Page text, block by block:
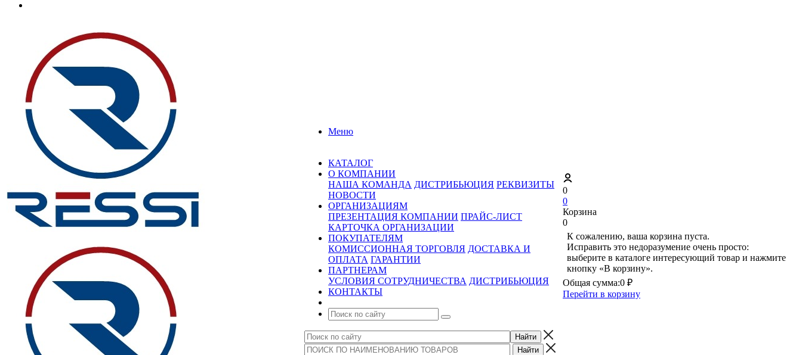
Меню
КАТАЛОГ
О КОМПАНИИ
НАША КОМАНДА ДИСТРИБЬЮЦИЯ РЕКВИЗИТЫ
НОВОСТИ
ОРГАНИЗАЦИЯМ
ПРЕЗЕНТАЦИЯ КОМПАНИИ ПРАЙС-ЛИСТ
КАРТОЧКА ОРГАНИЗАЦИИ
ПОКУПАТЕЛЯМ
КОМИССИОННАЯ ТОРГОВЛЯ ДОСТАВКА И
ОПЛАТА ГАРАНТИИ
ПАРТНЕРАМ
УСЛОВИЯ СОТРУДНИЧЕСТВА ДИСТРИБЬЮЦИЯ
КОНТАКТЫ
0
0
Корзина
0
К сожалению, ваша корзина пуста.
Исправить это недоразумение очень просто:
выберите в каталоге интересующий товар и нажмите
кнопку «В корзину».
Общая сумма:0 ₽
Перейти в корзину